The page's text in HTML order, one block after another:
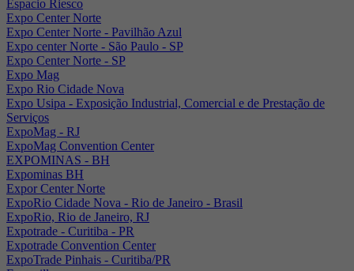
Espacio Riesco
Expo Center Norte
Expo Center Norte - Pavilhão Azul
Expo center Norte - São Paulo - SP
Expo Center Norte - SP
Expo Mag
Expo Rio Cidade Nova
Expo Usipa - Exposição Industrial, Comercial e de Prestação de
Serviços
ExpoMag - RJ
ExpoMag Convention Center
EXPOMINAS - BH
Expominas BH
Expor Center Norte
ExpoRio Cidade Nova - Rio de Janeiro - Brasil
ExpoRio, Rio de Janeiro, RJ
Expotrade - Curitiba - PR
Expotrade Convention Center
ExpoTrade Pinhais - Curitiba/PR